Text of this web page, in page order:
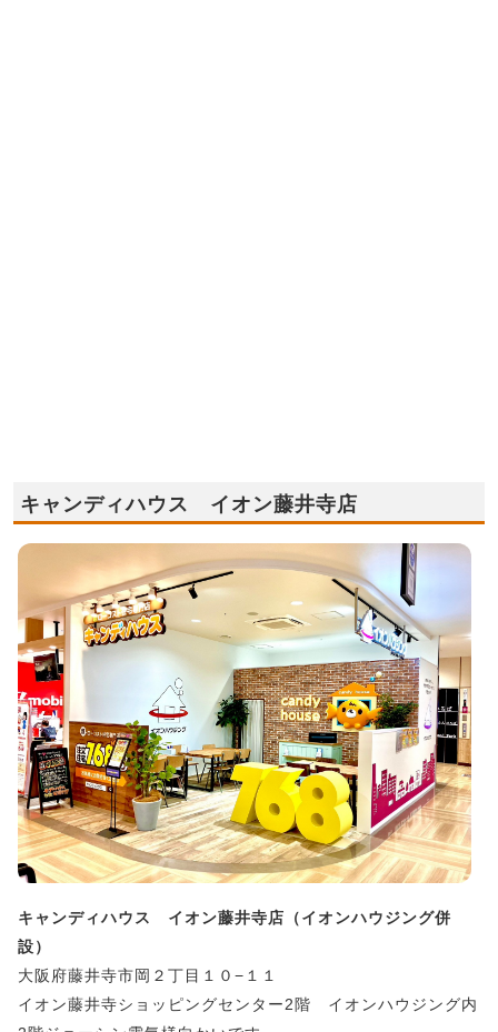
キャンディハウス イオン藤井寺店
キャンディハウス イオン藤井寺店（イオンハウジング併
設）
大阪府藤井寺市岡２丁目１０−１１
イオン藤井寺ショッピングセンター2階 イオンハウジング内